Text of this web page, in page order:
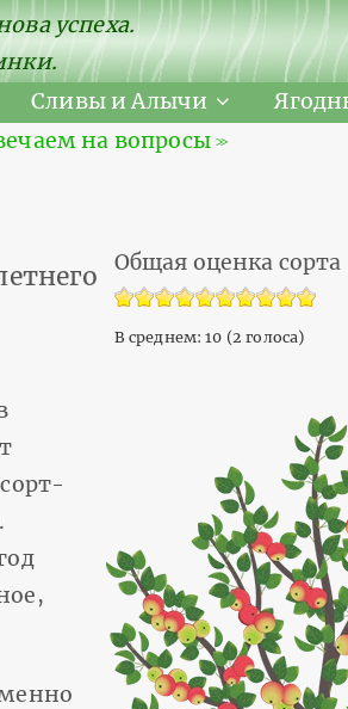
успеха.
Сливы и Алычи
на вопросы ≫
Общая оценка сорта
В среднем:10 (2 голоса)